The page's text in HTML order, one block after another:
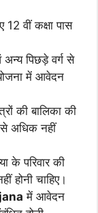
वीं कक्षा पास
पिछड़े वर्ग से
योजना में आवेदन
की बालिका की
से अधिक नहीं
के परिवार की
होनी चाहिए।
में आवेदन